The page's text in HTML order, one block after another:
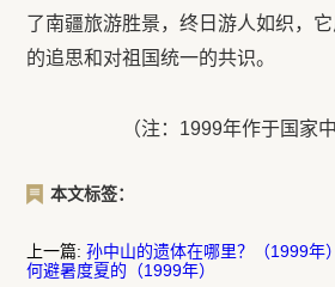
了南疆旅游胜景，终日游人如织，
的追思和对祖国统一的共识。
（注：1999年作于国家
本文标签：
上一篇:孙中山的遗体在哪里？（1999年）
何避暑度夏的（1999年）